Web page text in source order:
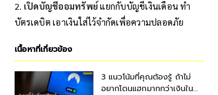
2. เปิดบัญชีออมทรัพย์ แยกกับบัญชีเงินเดือน ทำ
บัตรเดบิต เอาเงินใส่ไว้จำกัดเพื่อความปลอดภัย
เนื้อหาที่เกี่ยวข้อง
3 แนวโน้มที่คุณต้องรู้ ถ้าไม่
อยากโดนแฮกมากกว่าเงินใน